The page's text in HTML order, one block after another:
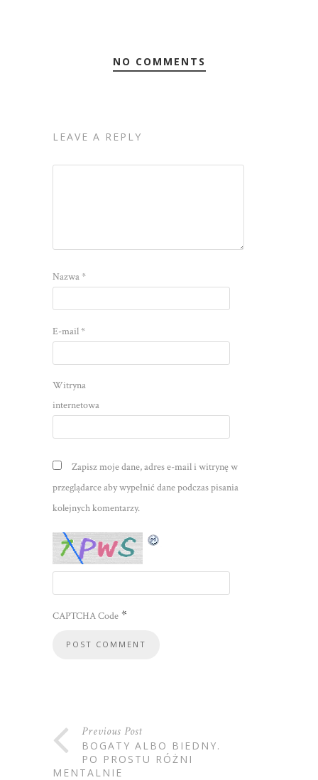
NO COMMENTS
LEAVE A REPLY
Nazwa*
E-mail*
Witryna
internetowa
Zapisz moje dane, adres e-mail i witrynę w
przeglądarce aby wypełnić dane podczas pisania
kolejnych komentarzy.
CAPTCHA Code *
Previous Post
BOGATY ALBO BIEDNY.
PO PROSTU RÓŻNI
MENTALNIE